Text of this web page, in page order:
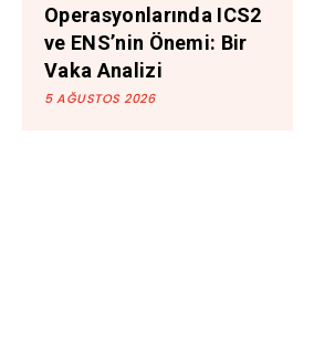
Operasyonlarında ICS2
ve ENS’nin Önemi: Bir
Vaka Analizi
5 AĞUSTOS 2026